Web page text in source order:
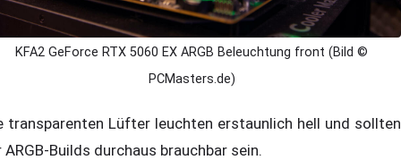
KFA2 GeForce RTX 5060 EX ARGB Beleuchtung front (Bild ©
PCMasters.de)
transparenten Lüfter leuchten erstaunlich hell und sollten
ARGB-Builds durchaus brauchbar sein.